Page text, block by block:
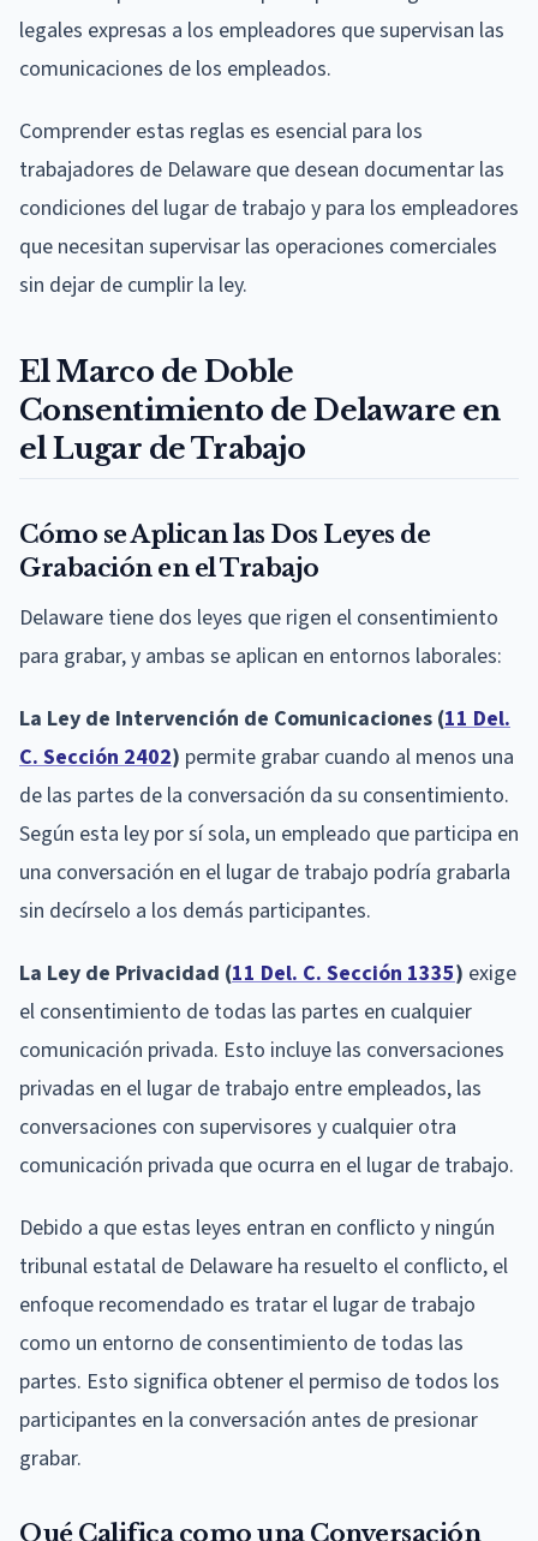
legales expresas a los empleadores que supervisan las
comunicaciones de los empleados.
Comprender estas reglas es esencial para los
trabajadores de Delaware que desean documentar las
condiciones del lugar de trabajo y para los empleadores
que necesitan supervisar las operaciones comerciales
sin dejar de cumplir la ley.
El Marco de Doble
Consentimiento de Delaware en
el Lugar de Trabajo
Cómo se Aplican las Dos Leyes de
Grabación en el Trabajo
Delaware tiene dos leyes que rigen el consentimiento
para grabar, y ambas se aplican en entornos laborales:
La Ley de Intervención de Comunicaciones (11 Del.
C. Sección 2402) permite grabar cuando al menos una
de las partes de la conversación da su consentimiento.
Según esta ley por sí sola, un empleado que participa en
una conversación en el lugar de trabajo podría grabarla
sin decírselo a los demás participantes.
La Ley de Privacidad (11 Del. C. Sección 1335) exige
el consentimiento de todas las partes en cualquier
comunicación privada. Esto incluye las conversaciones
privadas en el lugar de trabajo entre empleados, las
conversaciones con supervisores y cualquier otra
comunicación privada que ocurra en el lugar de trabajo.
Debido a que estas leyes entran en conflicto y ningún
tribunal estatal de Delaware ha resuelto el conflicto, el
enfoque recomendado es tratar el lugar de trabajo
como un entorno de consentimiento de todas las
partes. Esto significa obtener el permiso de todos los
participantes en la conversación antes de presionar
grabar.
Qué Califica como una Conversación